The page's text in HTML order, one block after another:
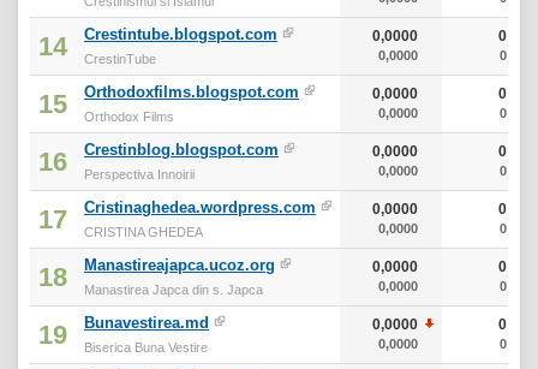
14 Crestintube.blogspot.com
CrestinTube
0,0000
0,0000
0
0
15 Orthodoxfilms.blogspot.com
Orthodox Films
0,0000
0,0000
0
0
16 Crestinblog.blogspot.com
Perspectiva Innoirii
0,0000
0,0000
0
0
17 Cristinaghedea.wordpress.com
CRISTINA GHEDEA
0,0000
0,0000
0
0
18 Manastireajapca.ucoz.org
Manastirea Japca din s. Japca
0,0000
0,0000
0
0
19 Bunavestirea.md
Biserica Buna Vestire
0,0000
0,0000
0
0